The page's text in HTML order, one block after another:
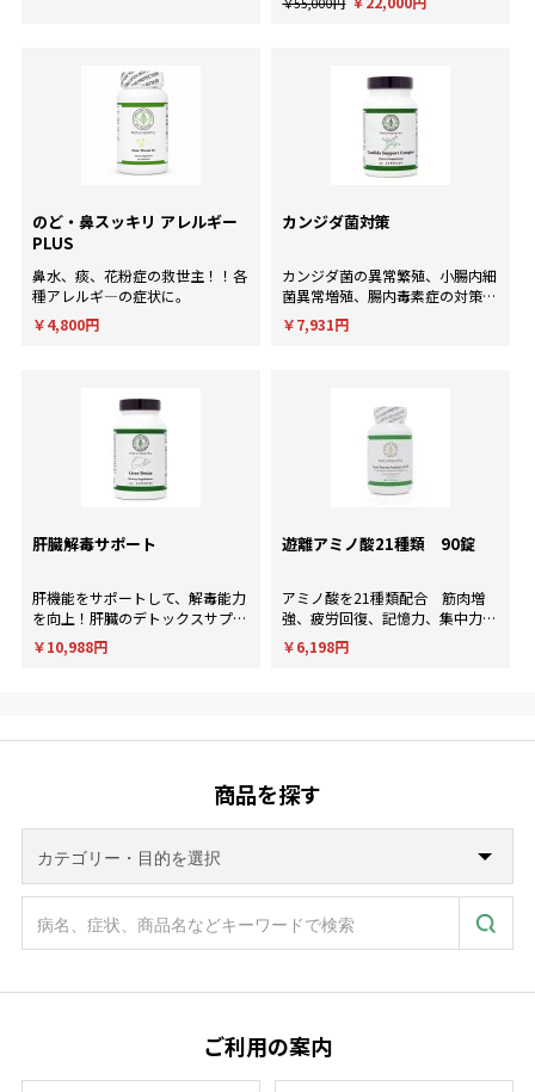
床経験にもとづいた個別のアドバ
のど・鼻スッキリ アレルギー
PLUS
鼻水、痰、花粉症の救世主！！各
種アレルギ―の症状に。
￥4,800円
カンジダ菌対策
カンジダ菌の異常繁殖、小腸内細
菌異常増殖、腸内毒素症の対策
に！
￥7,931円
肝臓解毒サポート
肝機能をサポートして、解毒能力
を向上！肝臓のデトックスサプリ
メント。
￥10,988円
遊離アミノ酸21種類 90錠
アミノ酸を21種類配合 筋肉増
強、疲労回復、記憶力、集中力、
判断力など様々な用途に使用され
ます。
￥6,198円
商品を探す
ご利用の案内